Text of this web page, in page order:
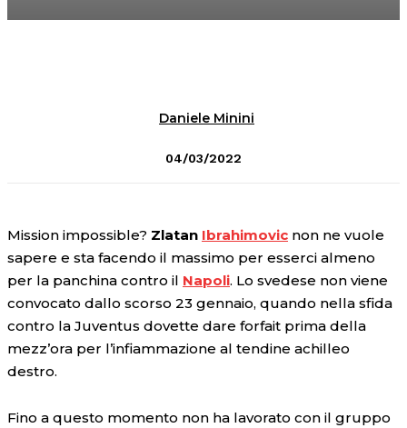
Daniele Minini
04/03/2022
Mission impossible? Zlatan Ibrahimovic non ne vuole
sapere e sta facendo il massimo per esserci almeno
per la panchina contro il Napoli. Lo svedese non viene
convocato dallo scorso 23 gennaio, quando nella sfida
contro la Juventus dovette dare forfait prima della
mezz’ora per l’infiammazione al tendine achilleo
destro.
Fino a questo momento non ha lavorato con il gruppo